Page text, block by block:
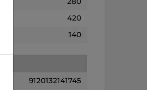
420
140
9120132141745